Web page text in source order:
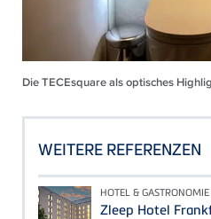
Die TECEsquare als optisches
WEITERE REFERENZEN
HOTEL & GASTRONOMIE
Zleep Hotel